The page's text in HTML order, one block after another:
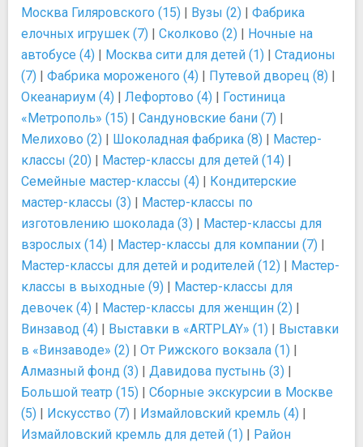
Москва Гиляровского (15) | Вузы (2) | Фабрика
елочных игрушек (7) | Сколково (2) | Ночные на
автобусе (4) | Москва сити для детей (1) | Стадионы
(7) | Фабрика мороженого (4) | Путевой дворец (8) |
Океанариум (4) | Лефортово (4) | Гостиница
«Метрополь» (15) | Сандуновские бани (7) |
Мелихово (2) | Шоколадная фабрика (8) | Мастер-
классы (20) | Мастер-классы для детей (14) |
Семейные мастер-классы (4) | Кондитерские
мастер-классы (3) | Мастер-классы по
изготовлению шоколада (3) | Мастер-классы для
взрослых (14) | Мастер-классы для компании (7) |
Мастер-классы для детей и родителей (12) | Мастер-
классы в выходные (9) | Мастер-классы для
девочек (4) | Мастер-классы для женщин (2) |
Винзавод (4) | Выставки в «ARTPLAY» (1) | Выставки
в «Винзаводе» (2) | От Рижского вокзала (1) |
Алмазный фонд (3) | Давидова пустынь (3) |
Большой театр (15) | Сборные экскурсии в Москве
(5) | Искусство (7) | Измайловский кремль (4) |
Измайловский кремль для детей (1) | Район